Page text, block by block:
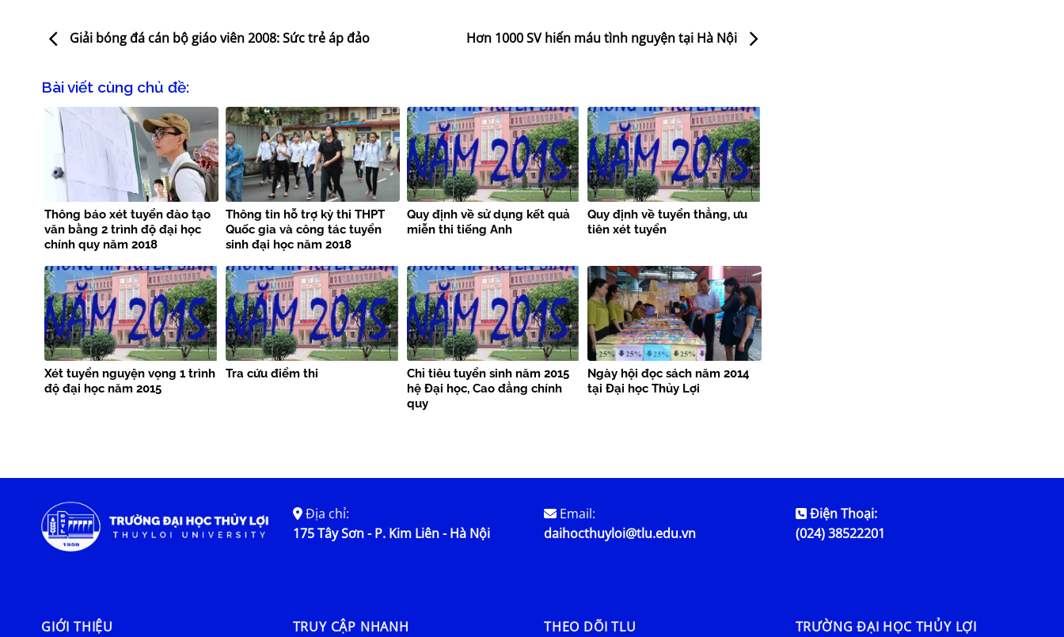
Giải bóng đá cán bộ giáo viên 2008: Sức trẻ áp đảo Hơn 1000 SV hiến máu tình nguyện tại Hà Nội
Bài viết cùng chủ đề:
Thông báo xét tuyển đào tạo
văn bằng 2 trình độ đại học
chính quy năm 2018
Thông tin hỗ trợ kỳ thi THPT
Quốc gia và công tác tuyển
sinh đại học năm 2018
Quy định về sử dụng kết quả
miễn thi tiếng Anh
Quy định về tuyển thẳng, ưu
tiên xét tuyển
Xét tuyển nguyện vọng 1 trình
độ đại học năm 2015
Tra cứu điểm thi
Chỉ tiêu tuyển sinh năm 2015
hệ Đại học, Cao đẳng chính
quy
Ngày hội đọc sách năm 2014
tại Đại học Thủy Lợi
Địa chỉ:
175 Tây Sơn - P. Kim Liên - Hà Nội
Email:
daihocthuyloi@tlu.edu.vn
Điện Thoại:
(024) 38522201
GIỚI THIỆU TRUY CẬP NHANH THEO DÕI TLU TRƯỜNG ĐẠI HỌC THỦY LỢI